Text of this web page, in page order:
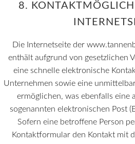
8.
Die Internetseite der
enthält aufgrund von gesetzlichen
eine schnelle elektronische
Unternehmen sowie eine
ermöglichen, was ebenfalls eine
sogenannten elektronischen Post
Sofern eine betroffene Person
Kontaktformular den Kontakt mit